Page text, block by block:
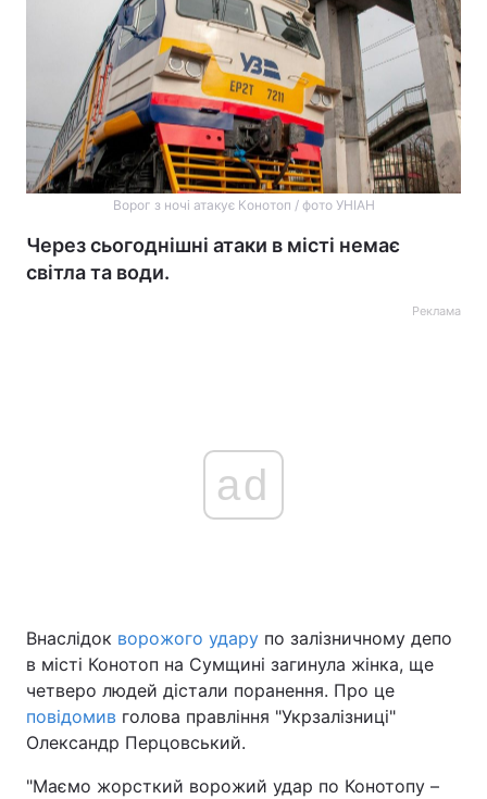
Ворог з ночі атакує Конотоп / фото УНІАН
Через сьогоднішні атаки в місті немає
світла та води.
Реклама
ad
Внаслідок ворожого удару по залізничному депо
в місті Конотоп на Сумщині загинула жінка, ще
четверо людей дістали поранення. Про це
повідомив голова правління "Укрзалізниці"
Олександр Перцовський.
"Маємо жорсткий ворожий удар по Конотопу –